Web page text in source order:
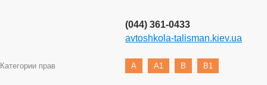
(044) 361-0433
avtoshkola-talisman.kiev.ua
Категории прав A A1 B B1